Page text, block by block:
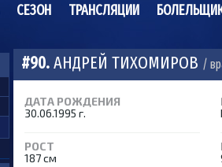
СЕЗОН ТРАНСЛЯЦИИ
#90.АНДРЕЙ ТИХОМИРОВ /
ДАТА РОЖДЕНИЯ
30.06.1995 г.
РОСТ
187 см